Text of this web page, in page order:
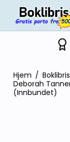
Hjem / Boklibris
Deborah
(Innbundet)